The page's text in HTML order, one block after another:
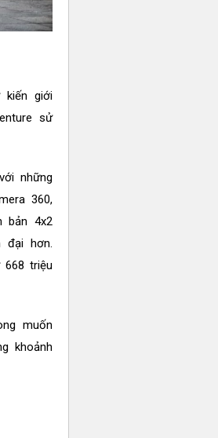
kiến giới
sử
những
360,
bản 4x2
đại hơn.
triệu
muốn
khoảnh